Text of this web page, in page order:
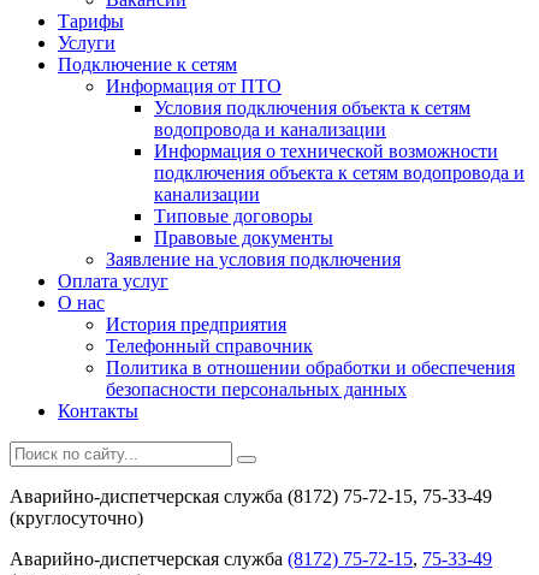
Тарифы
Услуги
Подключение к сетям
Информация от ПТО
Условия подключения объекта к сетям
водопровода и канализации
Информация о технической возможности
подключения объекта к сетям водопровода и
канализации
Типовые договоры
Правовые документы
Заявление на условия подключения
Оплата услуг
О нас
История предприятия
Телефонный справочник
Политика в отношении обработки и обеспечения
безопасности персональных данных
Контакты
Аварийно-диспетчерская служба (8172) 75-72-15, 75-33-49
(круглосуточно)
Аварийно-диспетчерская служба (8172) 75-72-15, 75-33-49